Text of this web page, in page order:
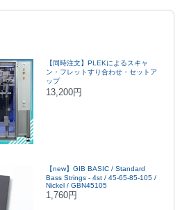
【同時注文】PLEKによるスキャ
ン・フレットすり合わせ・セットア
ップ
13,200円
【new】GIB BASIC / Standard
Bass Strings - 4st / 45-65-85-105 /
Nickel / GBN45105
1,760円